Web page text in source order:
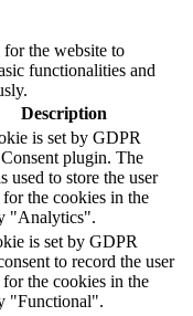
for the website to
functionalities and
Description
is set by GDPR
plugin. The
used to store the user
for the cookies in the
"Analytics".
is set by GDPR
to record the user
for the cookies in the
"Functional".